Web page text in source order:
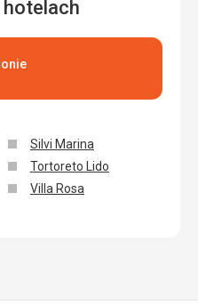
Silvi Marina
Tortoreto Lido
Villa Rosa